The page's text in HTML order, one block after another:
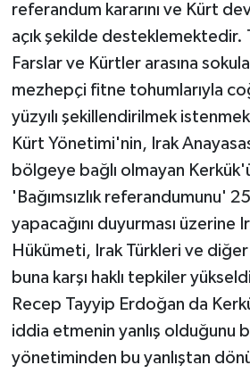
referandum kararını ve Kürt
açık şekilde desteklemektedir.
Farslar ve Kürtler arasına
mezhepçi fitne tohumlarıyla
yüzyılı şekillendirilmek
Kürt Yönetimi'nin, Irak
bölgeye bağlı olmayan
'Bağımsızlık referandumunu'
yapacağını duyurması üzerine
Hükümeti, Irak Türkleri ve
buna karşı haklı tepkiler
Recep Tayyip Erdoğan da
iddia etmenin yanlış olduğunu
yönetiminden bu yanlıştan